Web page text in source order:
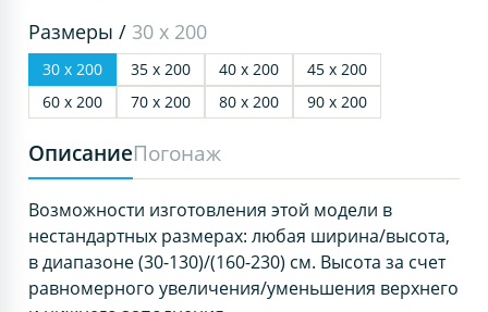
Размеры / 30 х 200
30 х 200 35 х 200 40 х 200
45 х 200
60 х 200
70 х 200 80 х 200 90 х 200
ОписаниеПогонаж
Возможности изготовления этой модели в
нестандартных размерах: любая ширина/высота,
в диапазоне (30-130)/(160-230) см. Высота за счет
равномерного увеличения/уменьшения верхнего